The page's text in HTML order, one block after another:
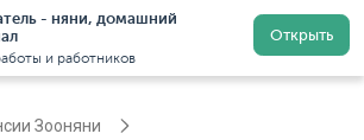
- няни, домашний
и работников
Открыть
Регистрация
Зооняни